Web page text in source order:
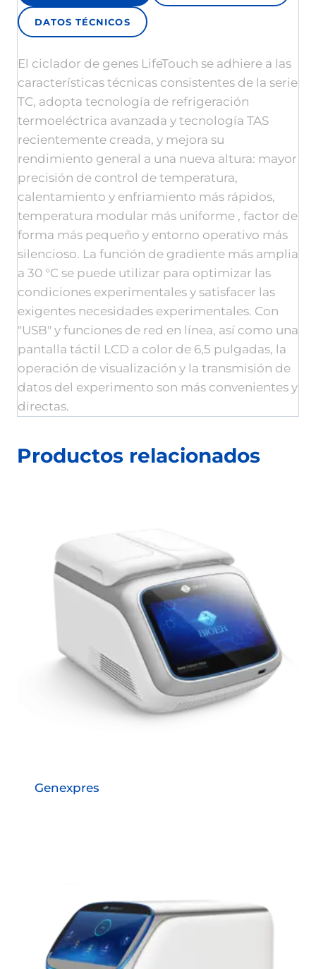
DATOS TÉCNICOS
El ciclador de genes LifeTouch se adhiere a las
características técnicas consistentes de la serie
TC, adopta tecnología de refrigeración
termoeléctrica avanzada y tecnología TAS
recientemente creada, y mejora su
rendimiento general a una nueva altura: mayor
precisión de control de temperatura,
calentamiento y enfriamiento más rápidos,
temperatura modular más uniforme , factor de
forma más pequeño y entorno operativo más
silencioso. La función de gradiente más amplia
a 30 °C se puede utilizar para optimizar las
condiciones experimentales y satisfacer las
exigentes necesidades experimentales. Con
"USB" y funciones de red en línea, así como una
pantalla táctil LCD a color de 6,5 pulgadas, la
operación de visualización y la transmisión de
datos del experimento son más convenientes y
directas.
Productos relacionados
Genexpres